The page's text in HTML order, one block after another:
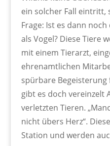
ein solcher Fall eintritt,
Frage: Ist es dann
als Vogel? Diese Tiere
mit einem Tierarzt,
ehrenamtlichen
spürbare Begeisterung
gibt es doch vereinzelt
verletzten Tieren.
nicht übers Herz“.
Station und werden